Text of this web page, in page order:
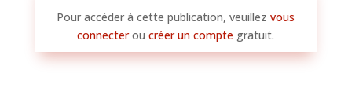
Pour accéder à cette publication, veuillezvous
connecteroucréer un compte gratuit.